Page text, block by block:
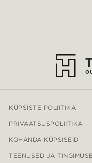
KÜPSISTE POLIITIKA
PRIVAATSUSPOLIITIKA
KOHANDA KÜPSISEID
TEENUSED JA